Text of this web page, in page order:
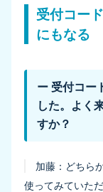
受付コー
にもなる
ー 受付コー
した。よく
すか？
加藤： どちら
使ってみていた